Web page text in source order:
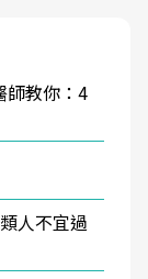
師教你：4
人不宜過